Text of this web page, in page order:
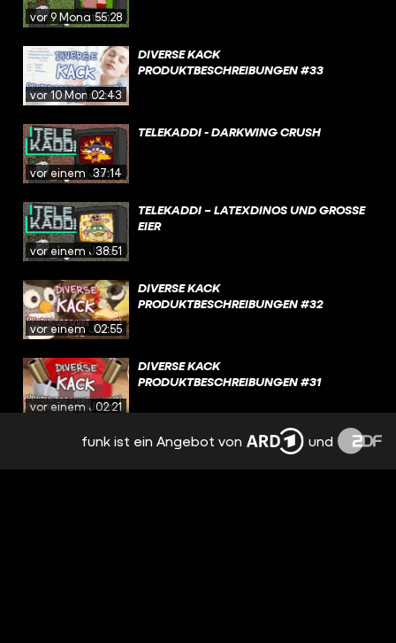
vor 9 Monaten55:28
vor 10 Monaten
02:43
DIVERSE KACK
PRODUKTBESCHREIBUNGEN #33
vor einem Jahr
37:14
TELEKADDI - DARKWING CRUSH
vor einem Jahr
38:51
TELEKADDI – LATEXDINOS UND GROSSE E
IER
vor einem Jahr
02:55
DIVERSE KACK
PRODUKTBESCHREIBUNGEN #32
vor einem Jahr
02:21
DIVERSE KACK
PRODUKTBESCHREIBUNGEN #31
TELEKADDI – POKÉBOOBS
funk ist ein Angebot von und